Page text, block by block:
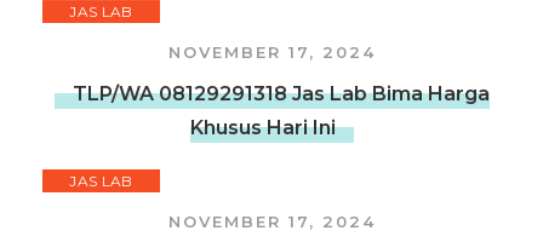
JAS LAB
NOVEMBER 17, 2024
TLP/WA 08129291318 Jas Lab Bima Harga
Khusus Hari Ini
JAS LAB
NOVEMBER 17, 2024